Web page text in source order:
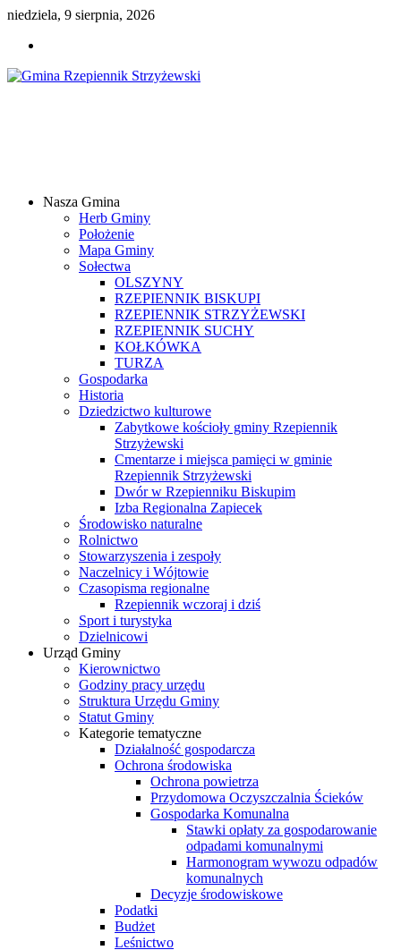
niedziela, 9 sierpnia, 2026
Samorządowy
Internetowy
Nasza Gmina
Herb Gminy
Położenie
Mapa Gminy
Sołectwa
OLSZYNY
RZEPIENNIK BISKUPI
RZEPIENNIK STRZYŻEWSKI
RZEPIENNIK SUCHY
KOŁKÓWKA
TURZA
Gospodarka
Historia
Dziedzictwo kulturowe
Zabytkowe kościoły gminy Rzepiennik
Strzyżewski
Cmentarze i miejsca pamięci w gminie
Rzepiennik Strzyżewski
Dwór w Rzepienniku Biskupim
Izba Regionalna Zapiecek
Środowisko naturalne
Rolnictwo
Stowarzyszenia i zespoły
Naczelnicy i Wójtowie
Czasopisma regionalne
Rzepiennik wczoraj i dziś
Sport i turystyka
Dzielnicowi
Urząd Gminy
Kierownictwo
Godziny pracy urzędu
Struktura Urzędu Gminy
Statut Gminy
Kategorie tematyczne
Działalność gospodarcza
Ochrona środowiska
Ochrona powietrza
Przydomowa Oczyszczalnia Ścieków
Gospodarka Komunalna
Stawki opłaty za gospodarowanie
odpadami komunalnymi
Harmonogram wywozu odpadów
komunalnych
Decyzje środowiskowe
Podatki
Budżet
Leśnictwo